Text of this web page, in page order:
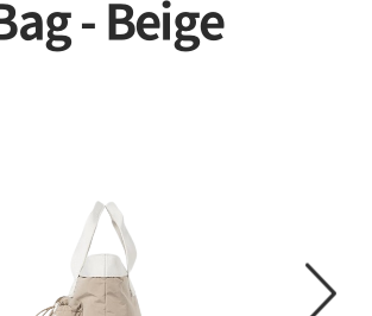
- Beige